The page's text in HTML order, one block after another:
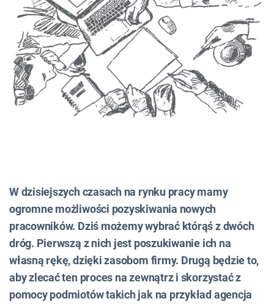
W dzisiejszych czasach na rynku pracy mamy
ogromne możliwości pozyskiwania nowych
pracowników. Dziś możemy wybrać którąś z dwóch
dróg. Pierwszą z nich jest poszukiwanie ich na
własną rękę, dzięki zasobom firmy. Drugą będzie to,
aby zlecać ten proces na zewnątrz i skorzystać z
pomocy podmiotów takich jak na przykład agencja